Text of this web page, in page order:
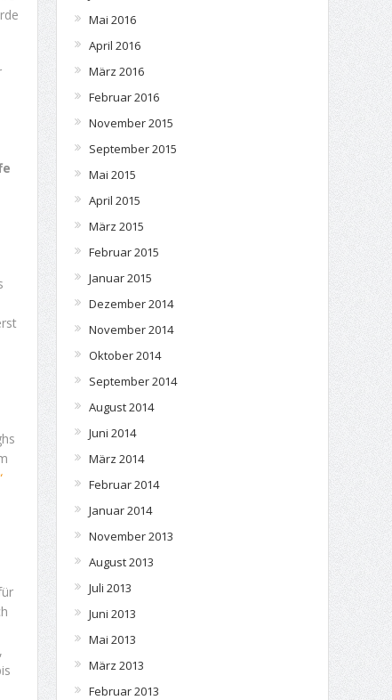
Mai 2016
April 2016
März 2016
Februar 2016
November 2015
September 2015
Mai 2015
April 2015
März 2015
Februar 2015
Januar 2015
Dezember 2014
November 2014
Oktober 2014
September 2014
August 2014
Juni 2014
März 2014
Februar 2014
Januar 2014
November 2013
August 2013
Juli 2013
Juni 2013
Mai 2013
März 2013
Februar 2013